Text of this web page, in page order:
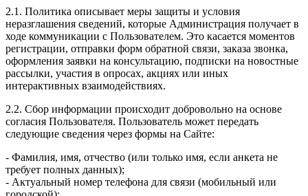
2.1. Политика описывает меры защиты и условия
неразглашения сведений, которые Администрация получает в
ходе коммуникации с Пользователем. Это касается моментов
регистрации, отправки форм обратной связи, заказа звонка,
оформления заявки на консультацию, подписки на новостные
рассылки, участия в опросах, акциях или иных
интерактивных взаимодействиях.
2.2. Сбор информации происходит добровольно на основе
согласия Пользователя. Пользователь может передать
следующие сведения через формы на Сайте:
- Фамилия, имя, отчество (или только имя, если анкета не
требует полных данных);
- Актуальный номер телефона для связи (мобильный или